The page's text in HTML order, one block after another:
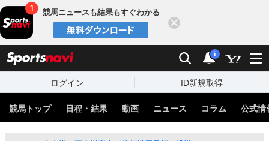
競馬ニュースも結果もすぐわかる
検索 通知
i
ログイン ID新規取得
競馬トップ 日程・結果 動画 ニュース コラム 公式情